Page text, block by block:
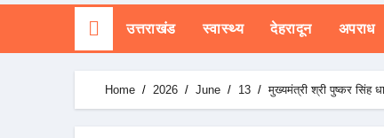
उत्तराखंड स्वास्थ्य देहरादून अपराध
Home 2026 June 13 मुख्यमंत्री श्री पुष्कर सिंह